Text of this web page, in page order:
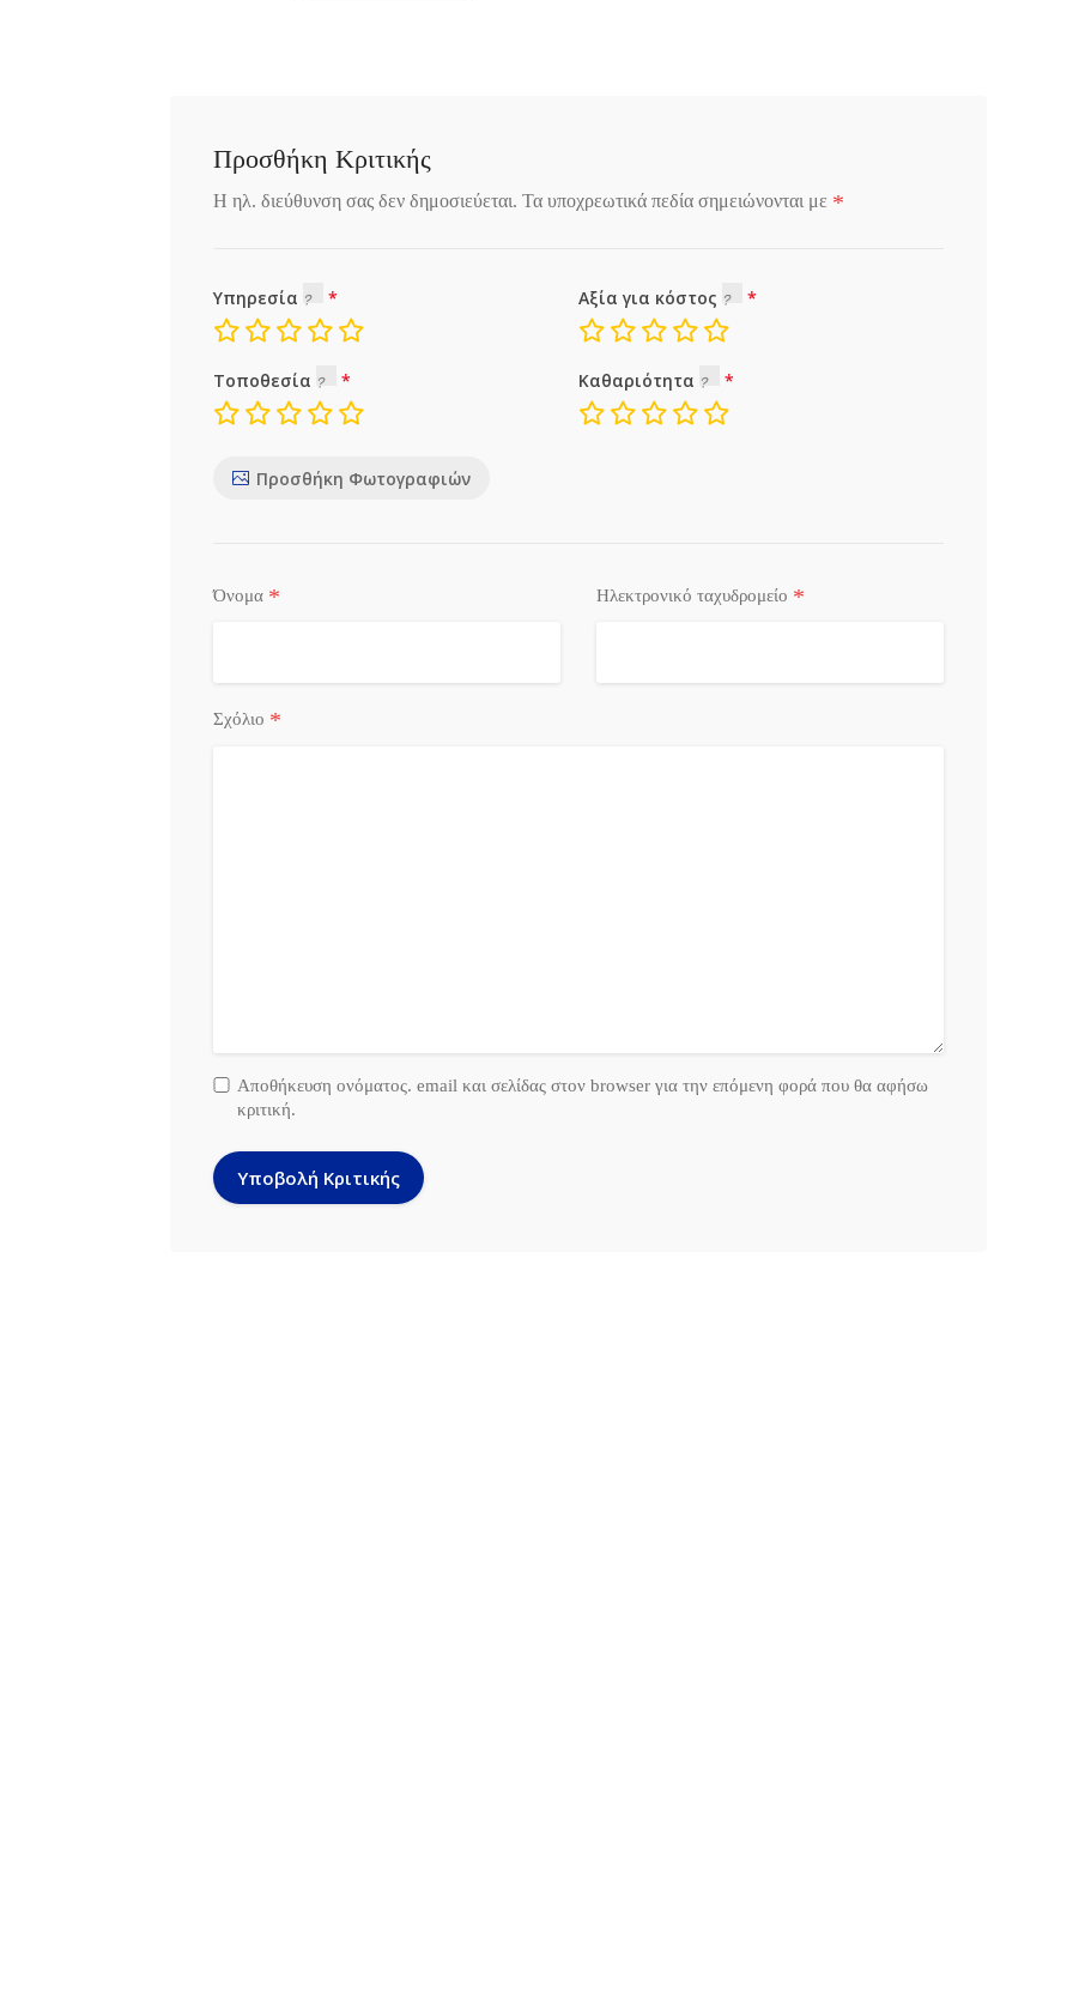
Προσθήκη Κριτικής
Η ηλ. διεύθυνση σας δεν δημοσιεύεται. Τα υποχρεωτικά πεδία σημειώνονται με *
Υπηρεσία Αξία για κόστος
Τοποθεσία Καθαριότητα
Προσθήκη Φωτογραφιών
Όνομα * Ηλεκτρονικό ταχυδρομείο *
Σχόλιο *
Αποθήκευση ονόματος. email και σελίδας στον browser για την επόμενη φορά που θα αφήσω
κριτική.